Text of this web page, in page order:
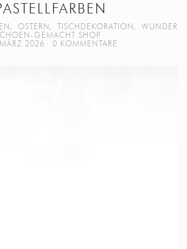
, OSTERN , TISCHDEKORATION , WUNDER
GEMACHT SHOP
2026
0 KOMMENTARE